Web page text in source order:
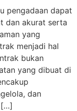
pengadaan dapat
dan akurat serta
yang
menjadi hal
bukan
yang dibuat di
dan
[…]